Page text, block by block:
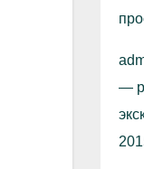
—